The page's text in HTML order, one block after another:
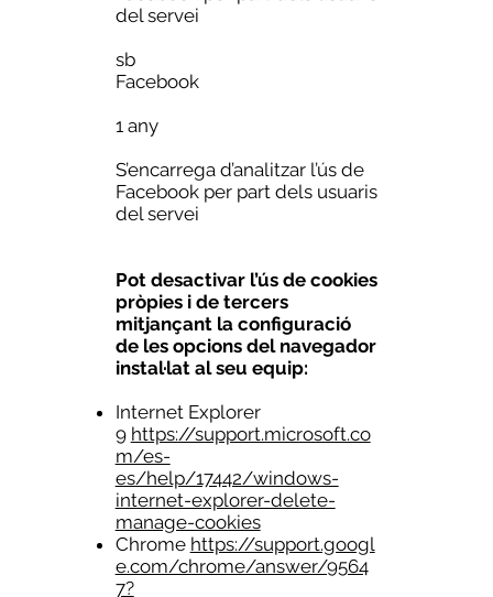
del servei
sb
Facebook
1 any
S’encarrega d’analitzar l’ús de
Facebook per part dels usuaris
del servei
Pot desactivar l’ús de cookies
pròpies i de tercers
mitjançant la configuració
de les opcions del navegador
instal·lat al seu equip:
Internet Explorer
9 https://support.microsoft.co
m/es-
es/help/17442/windows-
internet-explorer-delete-
manage-cookies
Chrome https://support.googl
e.com/chrome/answer/9564
7?